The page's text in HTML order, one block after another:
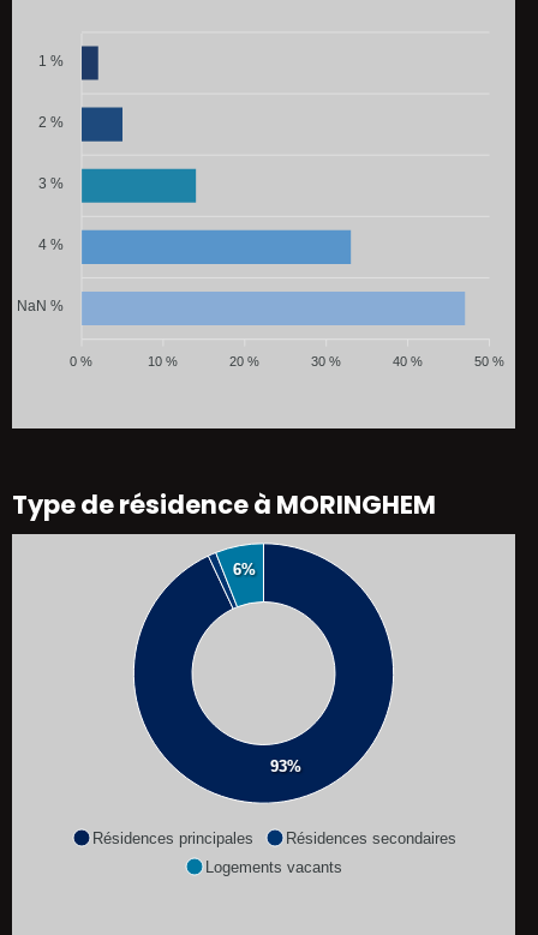
1 %
2 %
3 %
4 %
NaN %
50 %
40 %
30 %
20 %
10 %
0 %
Type de résidence à MORINGHEM
93%
6%
Résidences principales
Résidences secondaires
Logements vacants